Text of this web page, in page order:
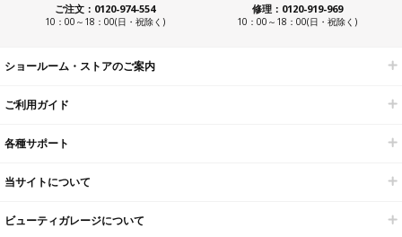
ご注文：0120-974-554
10：00～18：00(日・祝除く)
修理：0120-919-969
10：00～18：00(日・祝除く)
ショールーム・ストアのご案内
ご利用ガイド
各種サポート
当サイトについて
ビューティガレージについて